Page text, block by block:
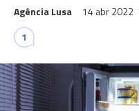
Agência Lusa 14 abr 2022
1